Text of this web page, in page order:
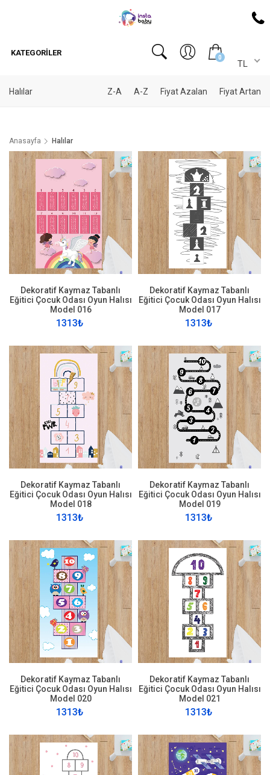
TL
0
KATEGORILER
Halılar Fiyat Artan
Fiyat Azalan
A-Z
Z-A
Anasayfa Halılar
Dekoratif Kaymaz Tabanlı
Eğitici Çocuk Odası Oyun Halısı
Model 016
1313₺
Dekoratif Kaymaz Tabanlı
Eğitici Çocuk Odası Oyun Halısı
Model 017
1313₺
Dekoratif Kaymaz Tabanlı
Eğitici Çocuk Odası Oyun Halısı
Model 018
1313₺
Dekoratif Kaymaz Tabanlı
Eğitici Çocuk Odası Oyun Halısı
Model 019
1313₺
Dekoratif Kaymaz Tabanlı
Eğitici Çocuk Odası Oyun Halısı
Model 020
1313₺
Dekoratif Kaymaz Tabanlı
Eğitici Çocuk Odası Oyun Halısı
Model 021
1313₺